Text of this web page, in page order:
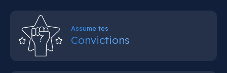
Assume tes
Convictions